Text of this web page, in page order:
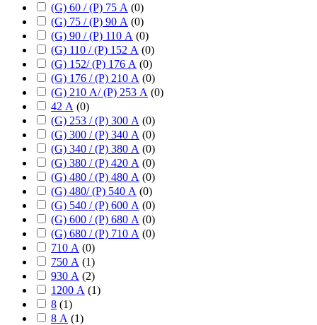
(G) 60 / (P) 75 А (0)
(G) 75 / (P) 90 А (0)
(G) 90 / (P) 110 А (0)
(G) 110 / (P) 152 А (0)
(G) 152/ (P) 176 А (0)
(G) 176 / (P) 210 А (0)
(G) 210 А/ (P) 253 А (0)
42 А (0)
(G) 253 / (P) 300 А (0)
(G) 300 / (P) 340 А (0)
(G) 340 / (P) 380 А (0)
(G) 380 / (P) 420 А (0)
(G) 480 / (P) 480 А (0)
(G) 480/ (P) 540 А (0)
(G) 540 / (P) 600 А (0)
(G) 600 / (P) 680 А (0)
(G) 680 / (P) 710 А (0)
710 А (0)
750 А (1)
930 А (2)
1200 А (1)
8 (1)
8 А (1)